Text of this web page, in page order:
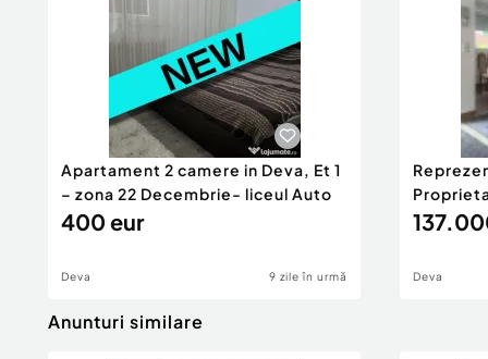
Apartament 2 camere in Deva, Et 1
– zona 22 Decembrie- liceul Auto
400 eur
Deva 9 zile în urmă
minute
Deva
Anunturi similare